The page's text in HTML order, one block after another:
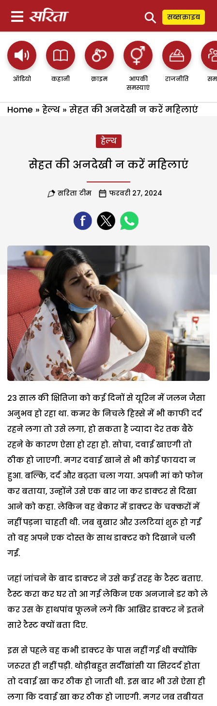
⚲ सब्सक्राइब
ऑडियो कहानी क्राइम
आपकी
समस्याएं
राजनीति
Home » हेल्थ » सेहत की अनदेखी न करें महिलाएं
हेल्थ
सेहत की अनदेखी न करें महिलाएं
सरिता टीम फरवरी 27, 2024
23 साल की क्षितिजा को कई दिनों से यूरिन में जलन जैसा
अनुभव हो रहा था. कमर के निचले हिस्से में भी काफी दर्द
रहने लगा तो उसे लगा, हो सकता है ज्यादा देर तक बैठे
रहने के कारण ऐसा हो रहा हो. सोचा, दवाई खाएगी तो
ठीक हो जाएगी. मगर दवाई खाने से भी कोई फायदा न
हुआ. बल्कि, दर्द और बढ़ता चला गया. अपनी मां को फोन
कर बताया, उन्होंने उसे एक बार जा कर डाक्टर से दिखा
आने को कहा. लेकिन वह बेकार में डाक्टर के चक्करों में
नहीं पड़ना चाहती थी. जब बुखार और उलटियां शुरू हो गईं
तो वह अपने एक दोस्त के साथ डाक्टर को दिखाने चली
गई.
जहां जांचने के बाद डाक्टर ने उसे कई तरह के टैस्ट बताए.
टैस्ट करा कर घर तो आ गई लेकिन एक अनजाने डर को ले
कर उस के हाथपांव फूलने लगे कि आखिर डाक्टर ने इतने
सारे टैस्ट क्यों बता दिए.
इस से पहले वह कभी डाक्टर के पास नहीं गई थी क्योंकि
जरूरत ही नहीं पड़ी. थोड़ीबहुत सर्दीखांसी या सिरदर्द होता
तो दवाई खा कर ठीक हो जाती थी. इस बार भी उसे ऐसा ही
लगा कि दवाई खा कर ठीक हो जाएगी. मगर जब तबीयत